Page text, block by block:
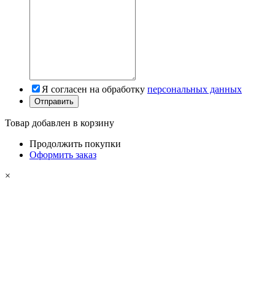
Я согласен на обработку персональных данных
Товар добавлен в корзину
Продолжить покупки
Оформить заказ
×